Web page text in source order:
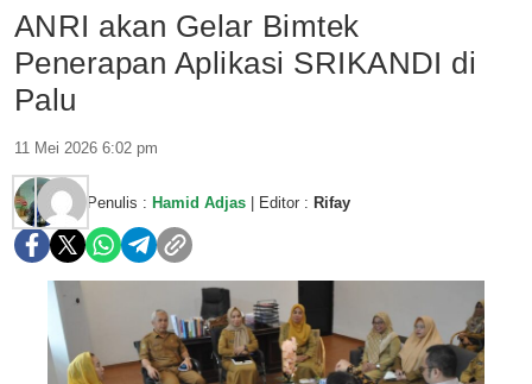
ANRI akan Gelar Bimtek
Penerapan Aplikasi SRIKANDI di
Palu
11 Mei 2026 6:02 pm
Penulis : Hamid Adjas | Editor : Rifay